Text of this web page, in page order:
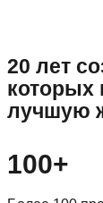
20 лет
которых
лучшую
100+